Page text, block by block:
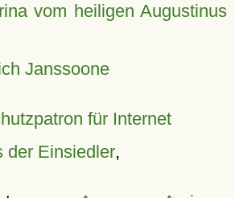
vom heiligen Augustinus
Janssoone
für Internet
der Einsiedler,